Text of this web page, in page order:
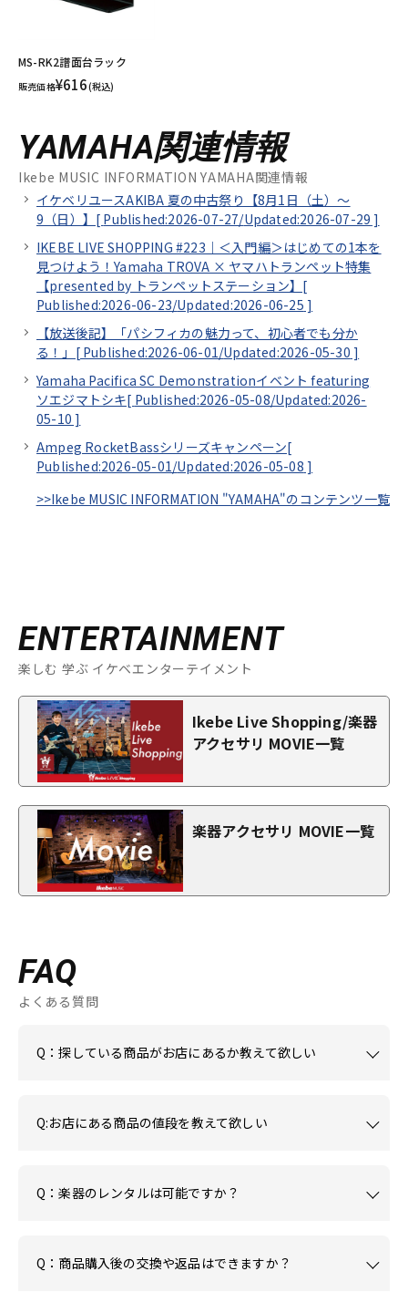
MS-RK2譜面台ラック
販売価格¥616(税込)
YAMAHA関連情報
Ikebe MUSIC INFORMATION YAMAHA関連情報
イケベリユースAKIBA 夏の中古祭り【8月1日（土）～
9（日）】[ Published:2026-07-27/Updated:2026-07-29 ]
IKEBE LIVE SHOPPING #223｜＜入門編＞はじめての1本を
見つけよう！Yamaha TROVA × ヤマハトランペット特集
【presented by トランペットステーション】[
Published:2026-06-23/Updated:2026-06-25 ]
【放送後記】「パシフィカの魅力って、初心者でも分か
る！」[ Published:2026-06-01/Updated:2026-05-30 ]
Yamaha Pacifica SC Demonstrationイベント featuring
ソエジマトシキ[ Published:2026-05-08/Updated:2026-
05-10 ]
Ampeg RocketBassシリーズキャンペーン[
Published:2026-05-01/Updated:2026-05-08 ]
>>Ikebe MUSIC INFORMATION "YAMAHA"のコンテンツ一覧
ENTERTAINMENT
楽しむ 学ぶ イケベエンターテイメント
Ikebe Live Shopping/楽器
アクセサリ MOVIE一覧
楽器アクセサリ MOVIE一覧
FAQ
よくある質問
Q：探している商品がお店にあるか教えて欲しい
Q:お店にある商品の値段を教えて欲しい
Q：楽器のレンタルは可能ですか？
Q：商品購入後の交換や返品はできますか？